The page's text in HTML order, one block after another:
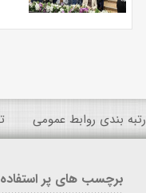
رتبه بندی روابط عمومی
برچسب های پر استفاده